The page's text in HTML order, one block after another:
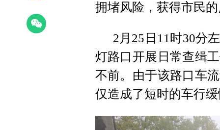
拥堵风险，获得市民
2月25日11时30分
灯路口开展日常查缉
不前。由于该路口车
仅造成了短时的车行